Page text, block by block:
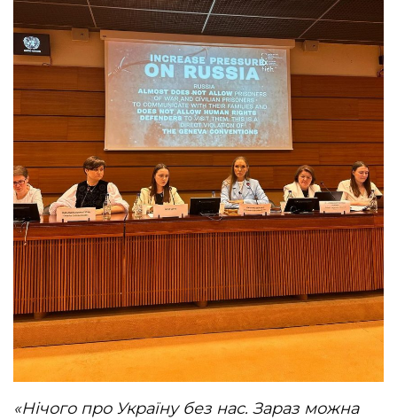
«Нічого про Україну без нас. Зараз можна